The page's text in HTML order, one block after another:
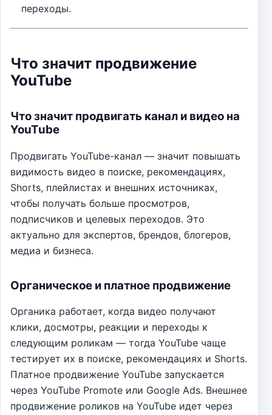
переходы.
Что значит продвижение
YouTube
Что значит продвигать канал и видео на
YouTube
Продвигать YouTube-канал — значит повышать
видимость видео в поиске, рекомендациях,
Shorts, плейлистах и внешних источниках,
чтобы получать больше просмотров,
подписчиков и целевых переходов. Это
актуально для экспертов, брендов, блогеров,
медиа и бизнеса.
Органическое и платное продвижение
Органика работает, когда видео получают
клики, досмотры, реакции и переходы к
следующим роликам — тогда YouTube чаще
тестирует их в поиске, рекомендациях и Shorts.
Платное продвижение YouTube запускается
через YouTube Promote или Google Ads. Внешнее
продвижение роликов на YouTube идет через